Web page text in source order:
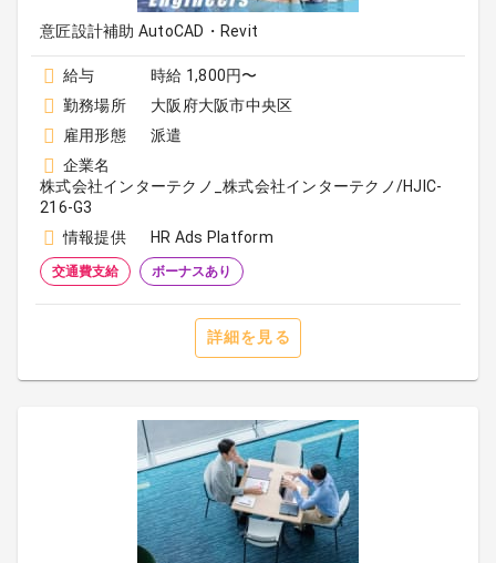
意匠設計補助 AutoCAD・Revit
給与
時給 1,800円〜
勤務場所
大阪府大阪市中央区
雇用形態
派遣
企業名
株式会社インターテクノ_株式会社インターテクノ/HJIC-
216-G3
情報提供
HR Ads Platform
交通費支給 ボーナスあり
詳細を見る